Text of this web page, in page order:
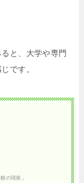
と、大学や専門
です。
の現状」